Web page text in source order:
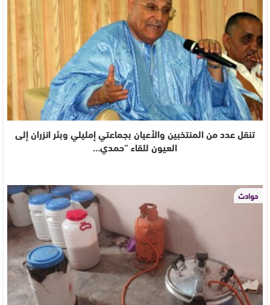
تنقل عدد من المنتخبين والأعيان بجماعتي إمليلي وبئر انزران إلى
العيون للقاء “حمدي…
حوادث